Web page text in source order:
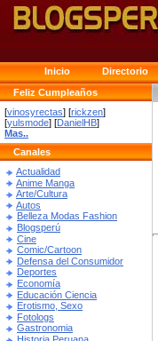
Inicio Directorio
Feliz Cumpleaños
[vinosyrectas] [rickzen]
[yulsmode] [DanielHB]
Mas..
Canales
Actualidad
Anime Manga
Arte/Cultura
Autos
Belleza Modas Fashion
Blogsperú
Cine
Comic/Cartoon
Defensa del Consumidor
Deportes
Economía
Educación Ciencia
Erotismo, Sexo
Fotologs
Gastronomia